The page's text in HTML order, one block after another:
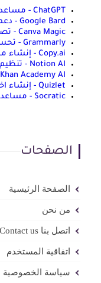
ChatGPT - مساعد الذكاء الاصطناعي للمعلمين
Google Bard - دعم المعلمين في البحث والمحتوى
Canva Magic - تصميم موارد تعليمية بسهولة
Grammarly - تحسين الكتابة الأكاديمية
Copy.ai - إنشاء محتوى تعليمي بالذكاء الاصطناعي
Notion AI - تنظيم الدروس والمهام
Khan Academy AI - دعم التدريس بالذكاء الاصطناعي
Quizlet - إنشاء اختبارات وبطاقات تعليمية ذكية
Socratic - مساعدة الطلاب في حل الواجبات
الصفحات
الصفحة الرئيسية
من نحن
اتصل بنا Contact us
اتفاقية المستخدم
سياسة الخصوصية